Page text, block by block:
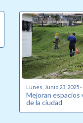
Lunes, Junio 23, 2025 -
Mejoran espacios
de la ciudad